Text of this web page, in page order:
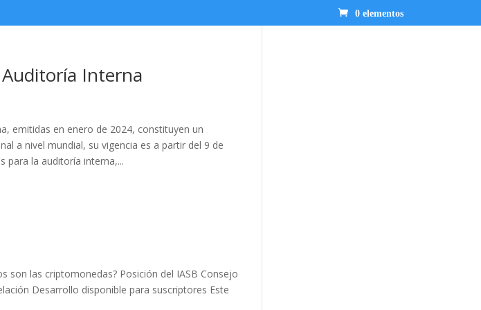
0 elementos
Interna
emitidas en enero de 2024, constituyen un
a nivel mundial, su vigencia es a partir del 9 de
para la auditoría interna,...
son las criptomonedas? Posición del IASB Consejo
Desarrollo disponible para suscriptores Este